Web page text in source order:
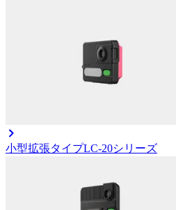
小型拡張タイプLC-20シリーズ